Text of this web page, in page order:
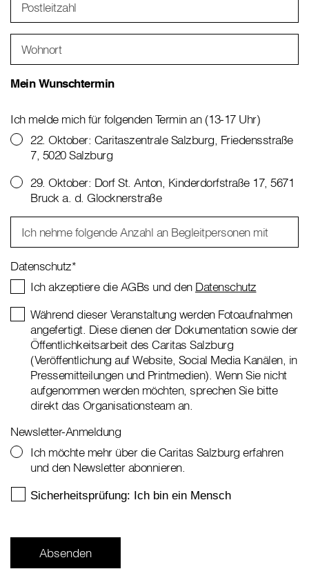
Postleitzahl
Wohnort
Mein Wunschtermin
Ich melde mich für folgenden Termin an (13-17 Uhr)
22. Oktober: Caritaszentrale Salzburg, Friedensstraße
7, 5020 Salzburg
29. Oktober: Dorf St. Anton, Kinderdorfstraße 17, 5671
Bruck a. d. Glocknerstraße
Ich nehme folgende Anzahl an Begleitpersonen mit
Datenschutz*
Ich akzeptiere die AGBs und den Datenschutz
Während dieser Veranstaltung werden Fotoaufnahmen
angefertigt. Diese dienen der Dokumentation sowie der
Öffentlichkeitsarbeit des Caritas Salzburg
(Veröffentlichung auf Website, Social Media Kanälen, in
Pressemitteilungen und Printmedien). Wenn Sie nicht
aufgenommen werden möchten, sprechen Sie bitte
direkt das Organisationsteam an.
Newsletter-Anmeldung
Ich möchte mehr über die Caritas Salzburg erfahren
und den Newsletter abonnieren.